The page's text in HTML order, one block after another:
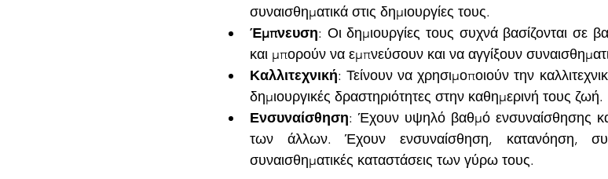
συναισθηματικά στις δημιουργίες τους.
Έμπνευση: Οι δημιουργίες τους συχνά βασίζονται σε
και μπορούν να εμπνεύσουν και να αγγίξουν
Καλλιτεχνική: Τείνουν να χρησιμοποιούν την
δημιουργικές δραστηριότητες στην καθημερινή τους ζωή.
Ενσυναίσθηση: Έχουν υψηλό βαθμό ενσυναίσθησης
των άλλων. Έχουν ενσυναίσθηση, κατανόηση,
συναισθηματικές καταστάσεις των γύρω τους.